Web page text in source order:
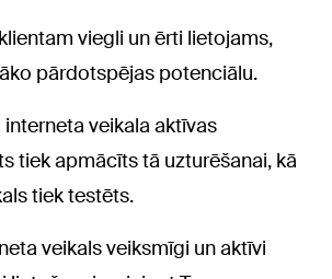
viegli un ērti lietojams,
pārdotspējas potenciālu.
veikala aktīvas
tiek apmācīts tā uzturēšanai, kā
tiek testēts.
veikals veiksmīgi un aktīvi